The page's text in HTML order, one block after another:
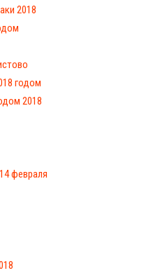
2018
годом
2018
февраля